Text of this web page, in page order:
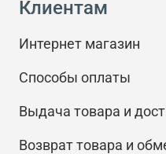
Клиентам
Интернет магазин
Способы оплаты
Выдача товара и
Возврат товара и